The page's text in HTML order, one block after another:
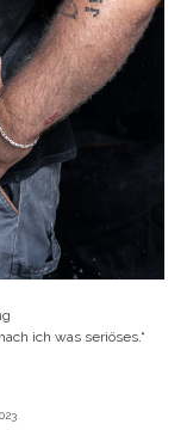
ich was seriöses.“